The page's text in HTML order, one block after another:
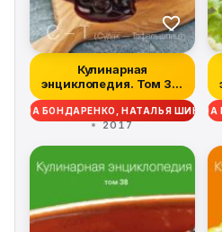
Кулинарная
энциклопедия. Том 35.
С – Т (Судак – Та...
БОНДАРЕНКО, НАТАЛЬЯ
2017
НАДЕЖДА